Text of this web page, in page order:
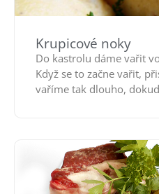
Krupicové noky
Do kastrolu dáme vařit
Když se to začne vařit,
vaříme tak dlouho,